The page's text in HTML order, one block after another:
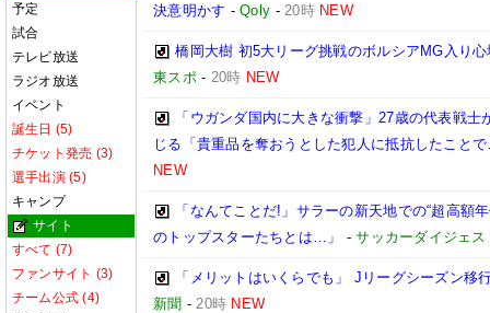
予定
試合
テレビ放送
ラジオ放送
イベント
誕生日 (5)
チケット発売 (3)
選手出演 (5)
キャンプ
サイト
すべて (7)
ファンサイト (3)
チーム公式 (4)
決意明かす -Qoly -20時 NEW
橋岡大樹 初5大リーグ挑戦のボルシアMG入り
東スポ- 20時 NEW
「ウガンダ国内に大きな衝撃」27歳の代表戦
じる「貴重品を奪おうとした犯人に抵抗したこと
NEW
「なんてことだ!」サラーの新天地での“超高額
のトップスターたちとは…」
-サッカーダイジェ
「メリットはいくらでも」 Jリーグシーズン移
新聞 -20時 NEW